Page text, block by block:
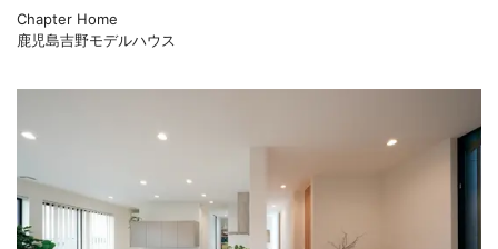
Chapter Home
鹿児島吉野モデルハウス